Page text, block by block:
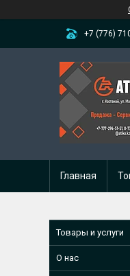
+7 (776)
Главная
Товары и услуги
О нас